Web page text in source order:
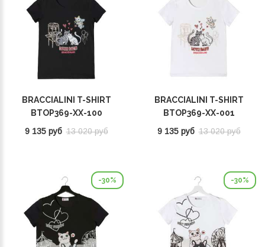
BRACCIALINI T-SHIRT
BTOP369-XX-100
9 135 руб 13 020 руб
BRACCIALINI T-SHIRT
BTOP369-XX-001
9 135 руб 13 020 руб
-30% -30%